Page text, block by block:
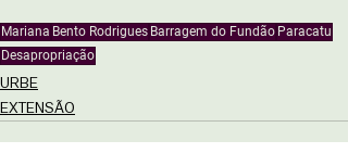
Mariana Bento Rodrigues Barragem do Fundão Paracatu
Desapropriação
URBE
EXTENSÃO